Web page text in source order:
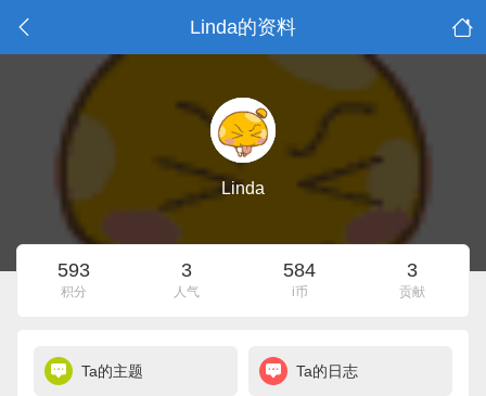
Linda的资料
Linda
593
积分
3
人气
584
i币
3
贡献
Ta的主题 Ta的日志